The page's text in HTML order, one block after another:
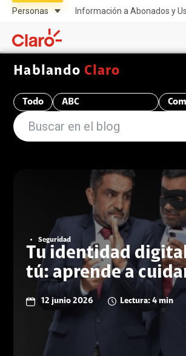
Información a Abonados y
Hablando Claro
Todo
ABC
Seguridad
Tu identidad
tú: aprende a
12 junio 2026 Lectura: 4 min